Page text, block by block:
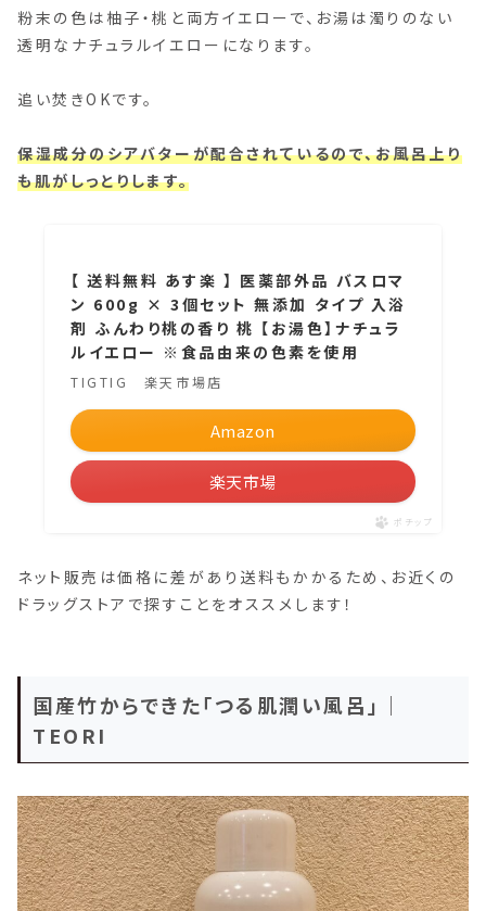
粉末の色は柚子・桃と両方イエローで、お湯は濁りのない
透明なナチュラルイエローになります。
追い焚きOKです。
保湿成分のシアバターが配合されているので、お風呂上り
も肌がしっとりします。
【 送料無料 あす楽 】 医薬部外品 バスロマ
ン 600g × 3個セット 無添加 タイプ 入浴
剤 ふんわり桃の香り 桃 【お湯色】ナチュラ
ルイエロー ※食品由来の色素を使用
TIGTIG 楽天市場店
Amazon
楽天市場
ポチップ
ネット販売は価格に差があり送料もかかるため、お近くの
ドラッグストアで探すことをオススメします！
国産竹からできた「つる肌潤い風呂」｜
TEORI